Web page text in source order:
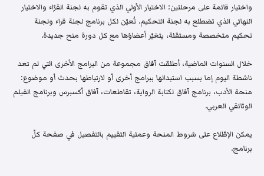
واختيار قائمة على مرحلتين: الاختيار الأولي الذي تقوم به لجنة القرّاء والاختيار
النهائي الذي تضطلع به لجنة التحكيم. تُعيّن لكل برنامج لجنة قراء ولجنة
تحكيم متخصصة ومستقلة، يتغيّر أعضاؤها مع كل دورة منح جديدة.
خلال السنوات الماضية، أطلقت آفاق مجموعة من البرامج الأخرى التي لم تعد
ناشطة اليوم إما بسبب استبدالها ببرامج أخرى أو لارتباطها بحدث أو موضوع:
منحة الأدب، برنامج آفاق لكتابة الرواية، تقاطعات، آفاق أكسبرس وبرنامج الفيلم
الوثائقي العربي.
يمكن الإطّلاع على شروط المنحة وعملية التقييم بالتفصيل في صفحة كلّ
برنامج.